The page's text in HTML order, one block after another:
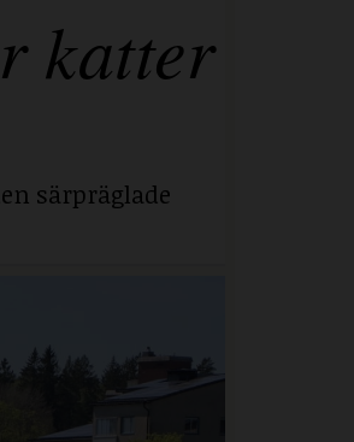
katter
särpräglade